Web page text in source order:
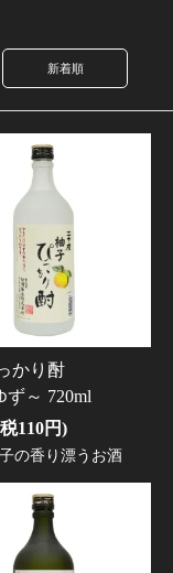
新着順
かり酎
ず～ 720ml
110円)
の香り漂うお酒